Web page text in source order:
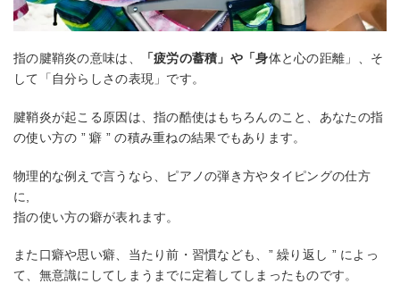
指の腱鞘炎の意味は、 「疲労の蓄積」や「身体と心の距離」、そ
して「自分らしさの表現」です。
腱鞘炎が起こる原因は、指の酷使はもちろんのこと、あなたの指
の使い方の ” 癖 ” の積み重ねの結果でもあります。
物理的な例えで言うなら、ピアノの弾き方やタイピングの仕方
に,
指の使い方の癖が表れます。
また口癖や思い癖、当たり前・習慣なども、” 繰り返し ” によっ
て、無意識にしてしまうまでに定着してしまったものです。